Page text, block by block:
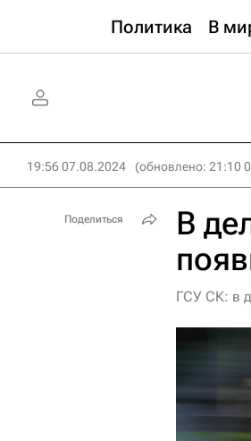
Политика В
19:56 07.08.2024 (обновлено: 21:10
В
ГСУ СК: в
Поделиться